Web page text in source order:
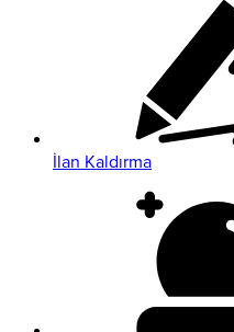
İlan Kaldırma